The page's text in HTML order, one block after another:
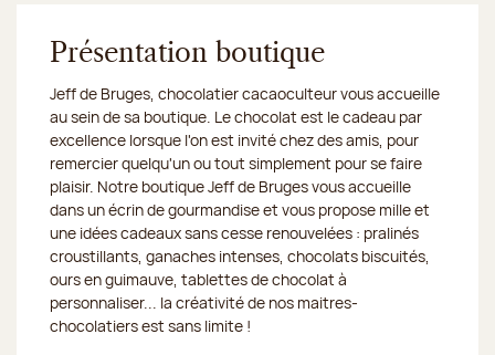
Présentation boutique
Jeff de Bruges, chocolatier cacaoculteur vous accueille
au sein de sa boutique. Le chocolat est le cadeau par
excellence lorsque l'on est invité chez des amis, pour
remercier quelqu'un ou tout simplement pour se faire
plaisir. Notre boutique Jeff de Bruges vous accueille
dans un écrin de gourmandise et vous propose mille et
une idées cadeaux sans cesse renouvelées : pralinés
croustillants, ganaches intenses, chocolats biscuités,
ours en guimauve, tablettes de chocolat à
personnaliser... la créativité de nos maitres-
chocolatiers est sans limite !